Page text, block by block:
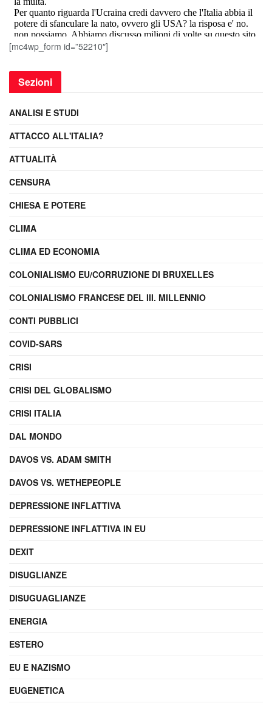
[mc4wp_form id=”52210″]
Sezioni
ANALISI E STUDI
ATTACCO ALL'ITALIA?
ATTUALITÀ
CENSURA
CHIESA E POTERE
CLIMA
CLIMA ED ECONOMIA
COLONIALISMO EU/CORRUZIONE DI BRUXELLES
COLONIALISMO FRANCESE DEL III. MILLENNIO
CONTI PUBBLICI
COVID-SARS
CRISI
CRISI DEL GLOBALISMO
CRISI ITALIA
DAL MONDO
DAVOS VS. ADAM SMITH
DAVOS VS. WETHEPEOPLE
DEPRESSIONE INFLATTIVA
DEPRESSIONE INFLATTIVA IN EU
DEXIT
DISUGLIANZE
DISUGUAGLIANZE
ENERGIA
ESTERO
EU E NAZISMO
EUGENETICA